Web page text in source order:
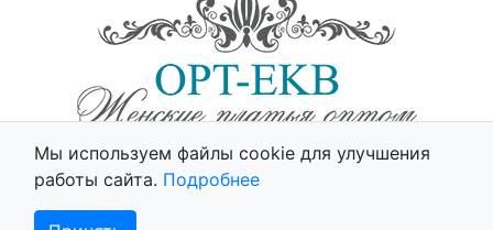
Политика использования cookie
Мы используем файлы cookie для улучшения
работы сайта. Подробнее